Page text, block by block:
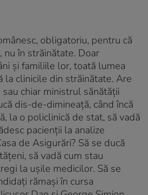
obligatoriu, pentru că
nu în străinătate. Doar
și familiile lor, toată lumea
la clinicile din străinătate. Are
chiar ministrul sănătății
dis-de-dimineață, când încă
la o policlinică de stat, să vadă
pacienții la analize
de Asigurări? Să se ducă
să vadă cum stau
la ușile medicilor. Să se
rămași în cursa